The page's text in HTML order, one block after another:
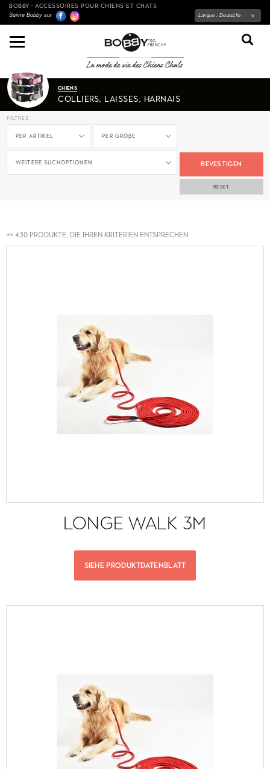
BOBBY - ACCESSOIRES POUR CHIENS ET CHATS
Suivre Bobby sur Langue : Deutsche
CHIENS
COLLIERS, LAISSES, HARNAIS
filtres :
per Artikel per Gröβe
Weitere Suchoptionen BEVESTIGEN
RESET
>> 430 Produkte, die Ihren Kriterien entsprechen
LONGE WALK 3M
SIEHE PRODUKTDATENBLATT